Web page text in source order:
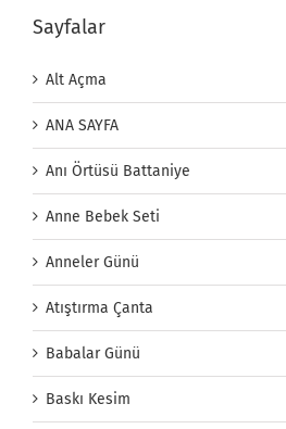
Sayfalar
Alt Açma
ANA SAYFA
Anı Örtüsü Battaniye
Anne Bebek Seti
Anneler Günü
Atıştırma Çanta
Babalar Günü
Baskı Kesim